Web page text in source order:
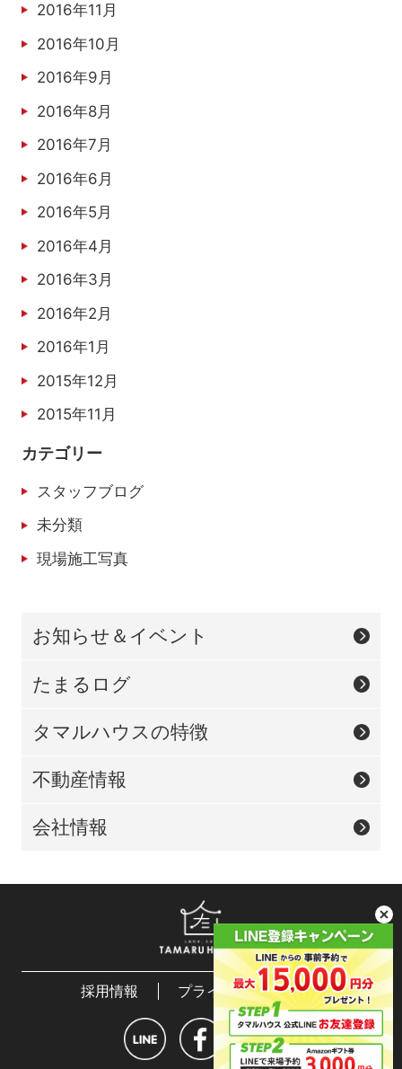
2016年11月
2016年10月
2016年9月
2016年8月
2016年7月
2016年6月
2016年5月
2016年4月
2016年3月
2016年2月
2016年1月
2015年12月
2015年11月
カテゴリー
スタッフブログ
未分類
現場施工写真
お知らせ＆イベント
たまるログ
タマルハウスの特徴
不動産情報
会社情報
採用情報 プライバシーポリシー